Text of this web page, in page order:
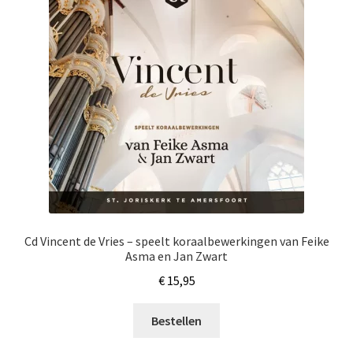
Cd Vincent de Vries – speelt koraalbewerkingen van Feike
Asma en Jan Zwart
€15,95
Bestellen